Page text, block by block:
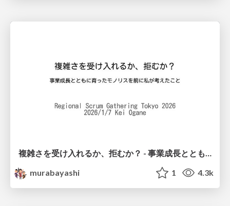
murabayashi
1 4.3k